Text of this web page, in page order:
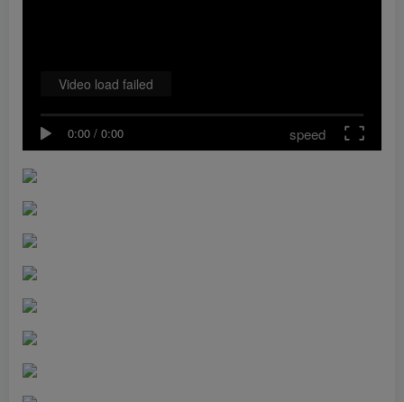
0:00 / 0:00 speed
Video load failed